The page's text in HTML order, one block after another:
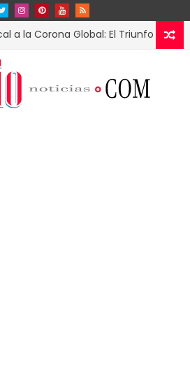
Global: El Triunfo de Fátima